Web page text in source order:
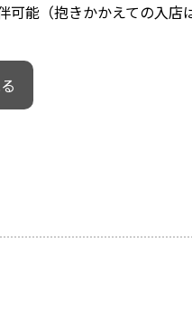
可能（抱きかかえての入店